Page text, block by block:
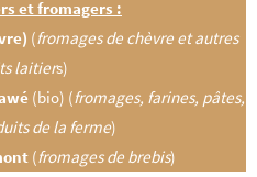
et fromagers :
(fromages de chèvre et autres
laitiers)
(bio) (fromages, farines, pâtes,
de la ferme)
(fromages de brebis)